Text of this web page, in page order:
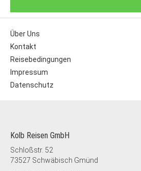
Über Uns
Kontakt
Reisebedingungen
Impressum
Datenschutz
Kolb Reisen GmbH
Schloßstr. 52
73527 Schwäbisch Gmünd